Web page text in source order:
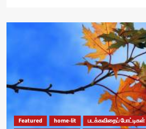
Featured home-lit
படக்கவிதைப் போட்டிகள்